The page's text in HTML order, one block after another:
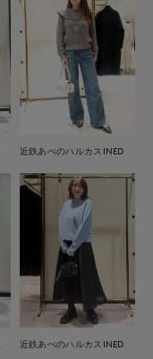
近鉄あべのハルカスINED
近鉄あべのハルカスINED